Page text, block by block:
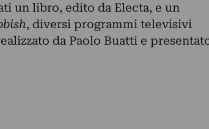
un libro, edito da Electa, e un
, diversi programmi televisivi
da Paolo Buatti e